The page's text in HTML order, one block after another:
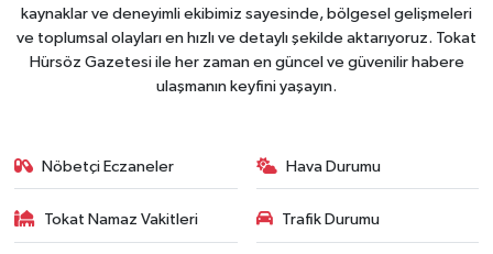
kaynaklar ve deneyimli ekibimiz sayesinde, bölgesel gelişmeleri
ve toplumsal olayları en hızlı ve detaylı şekilde aktarıyoruz. Tokat
Hürsöz Gazetesi ile her zaman en güncel ve güvenilir habere
ulaşmanın keyfini yaşayın.
Nöbetçi Eczaneler Hava Durumu
Tokat Namaz Vakitleri Trafik Durumu